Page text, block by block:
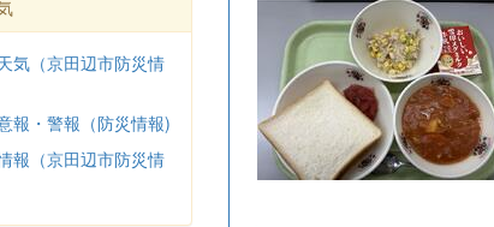
気（京田辺市防災情
報・警報（防災情報)
報（京田辺市防災情